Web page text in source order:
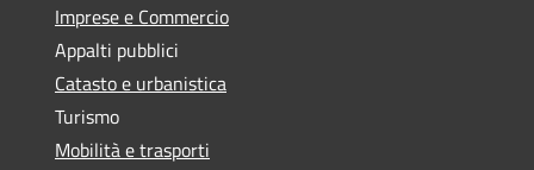
Imprese e Commercio
Appalti pubblici
Catasto e urbanistica
Turismo
Mobilità e trasporti